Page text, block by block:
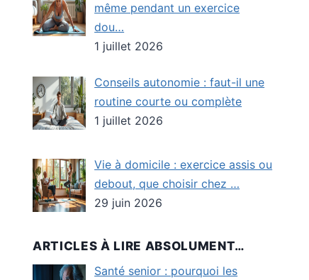
même pendant un exercice
dou…
1 juillet 2026
Conseils autonomie : faut-il une
routine courte ou complète
1 juillet 2026
Vie à domicile : exercice assis ou
debout, que choisir chez …
29 juin 2026
ARTICLES À LIRE ABSOLUMENT…
Santé senior : pourquoi les